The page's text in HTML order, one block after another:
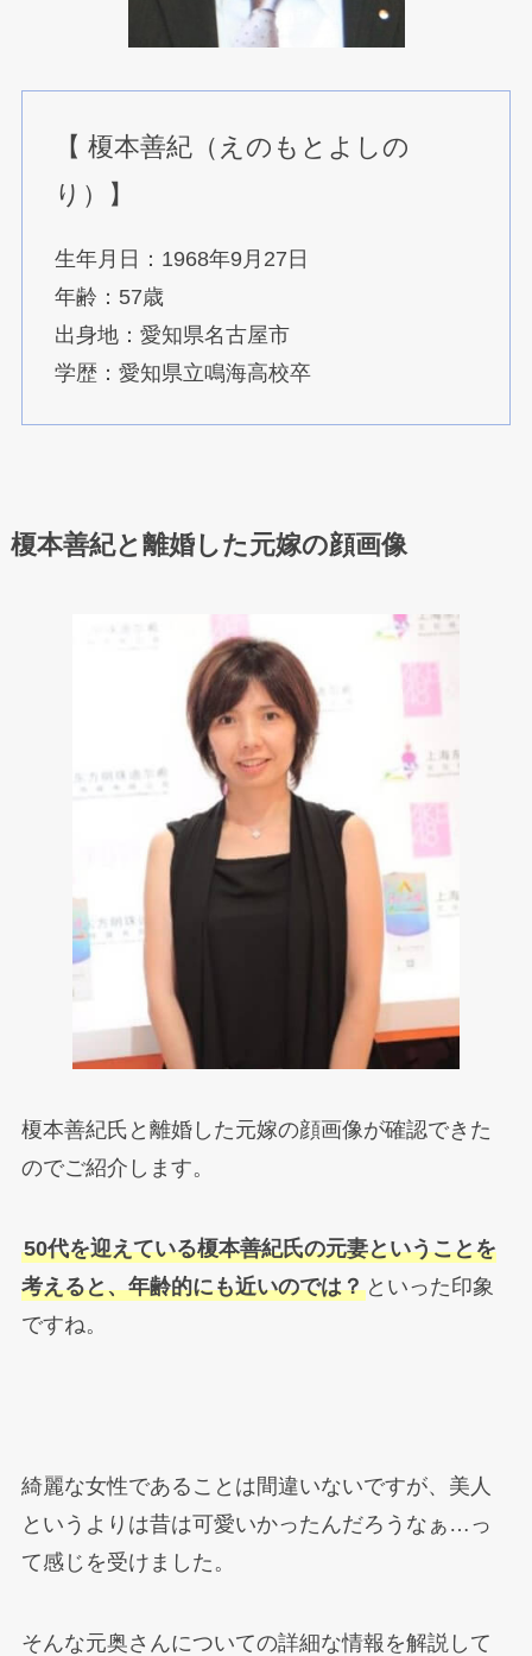
【 榎本善紀（えのもとよしの
り）】
生年月日：1968年9月27日
年齢：57歳
出身地：愛知県名古屋市
学歴：愛知県立鳴海高校卒
榎本善紀と離婚した元嫁の顔画像
榎本善紀氏と離婚した元嫁の顔画像が確認できた
のでご紹介します。
50代を迎えている榎本善紀氏の元妻ということを
考えると、年齢的にも近いのでは？といった印象
ですね。
綺麗な女性であることは間違いないですが、美人
というよりは昔は可愛いかったんだろうなぁ…っ
て感じを受けました。
そんな元奥さんについての詳細な情報を解説して